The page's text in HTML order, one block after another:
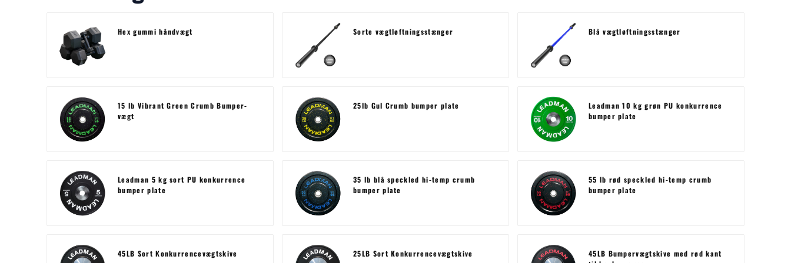
Hex gummi håndvægt Sorte vægtløftningsstænger Blå vægtløftningsstænger
15 lb Vibrant Green Crumb Bumper-
vægt
25lb Gul Crumb bumper plate
Leadman 10 kg grøn PU konkurrence
bumper plate
Leadman 5 kg sort PU konkurrence
bumper plate
35 lb blå speckled hi-temp crumb
bumper plate
55 lb rød speckled hi-temp crumb
bumper plate
45LB Sort Konkurrencevægtskive 25LB Sort Konkurrencevægtskive
45LB Bumpervægtskive med rød kant